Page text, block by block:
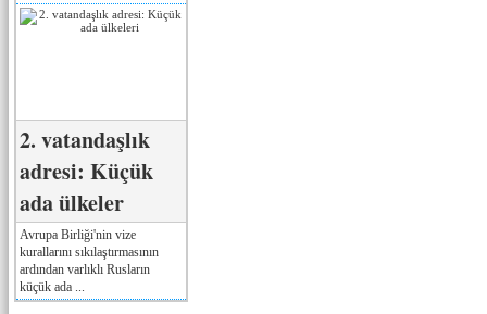
2. vatandaşlık
adresi: Küçük
ada ülkeler
Avrupa Birliği'nin vize
kurallarını sıkılaştırmasının
ardından varlıklı Rusların
küçük ada ...